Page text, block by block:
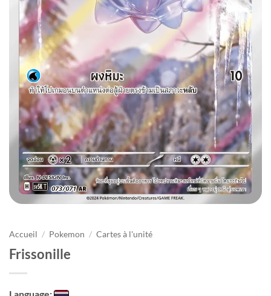
Accueil / Pokemon / Cartes à l'unité
Frissonille